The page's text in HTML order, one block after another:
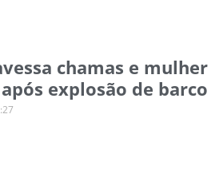
chamas e mulher
explosão de barco